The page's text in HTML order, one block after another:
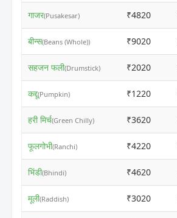
गाजर(Pusakesar) ₹4820
बीन्स(Beans (Whole)) ₹9020
सहजन फली(Drumstick) ₹2020
कद्दू(Pumpkin) ₹1220
हरी मिर्च(Green Chilly) ₹3620
फूलगोभी(Ranchi) ₹4220
भिंडी(Bhindi) ₹4620
मूली(Raddish) ₹3020